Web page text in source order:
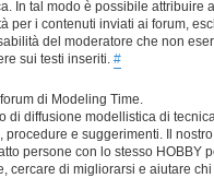
In tal modo è possibile attribuire
per i contenuti inviati ai forum,
del moderatore che non
sui testi inseriti. #
di Modeling Time.
di diffusione modellistica di
procedure e suggerimenti. Il
persone con lo stesso HOBBY
cercare di migliorarsi e aiutare